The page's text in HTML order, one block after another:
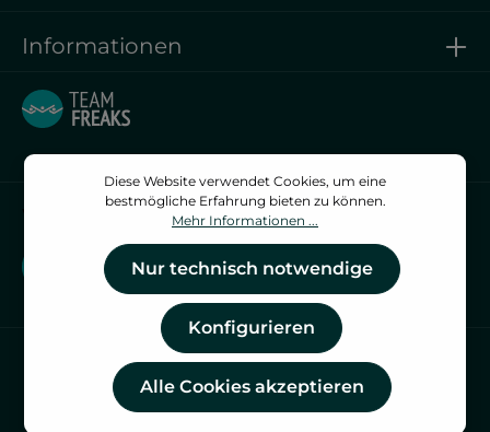
Vertrag widerrufen
Vertrag widerrufen
Informationen
Diese Website verwendet Cookies, um eine
bestmögliche Erfahrung bieten zu können.
Mehr Informationen ...
Nur technisch notwendige
Konfigurieren
Alle Cookies akzeptieren